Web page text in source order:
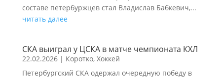
составе петербуржцев стал Владислав Бабкевич,...
читать далее
СКА выиграл у ЦСКА в матче чемпионата КХЛ
22.02.2026| Коротко, Хоккей
Петербургский СКА одержал очередную победу в